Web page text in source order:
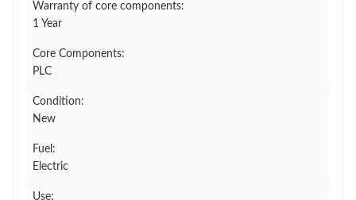
Warranty of core components:
1 Year
Core Components:
PLC
Condition:
New
Fuel:
Electric
Use: